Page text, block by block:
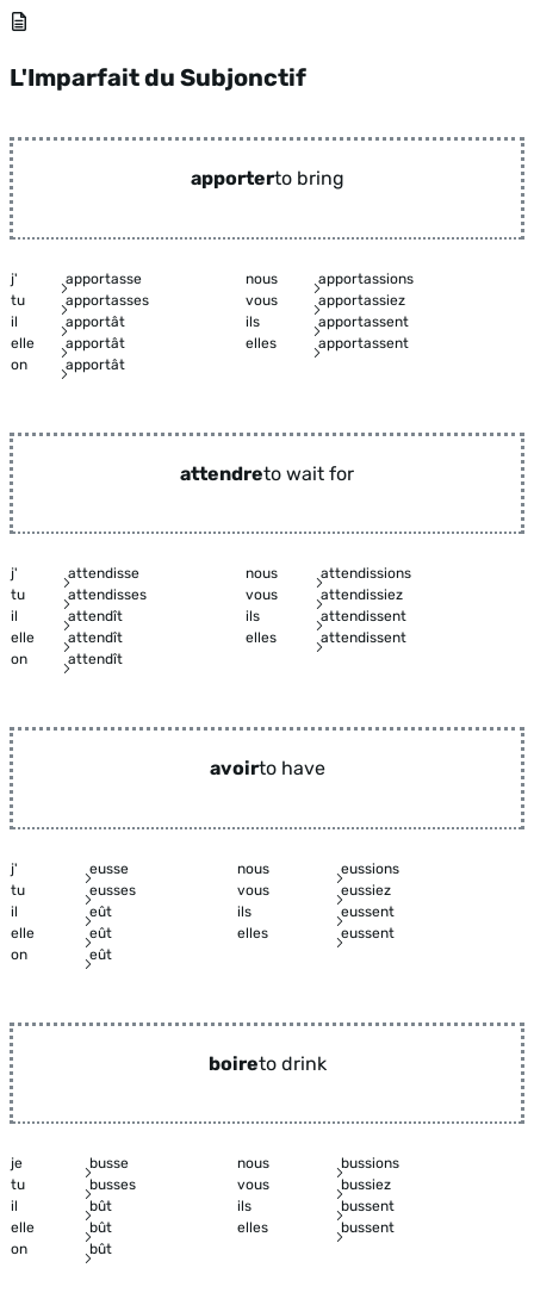
L'Imparfait du Subjonctif
apporterto bring
j' apportasse nous
apportassions
tu
apportasses vous
apportassiez
il
apportât ils
apportassent
elle
apportât elles
apportassent
on
apportât
attendreto wait for
j' attendisse nous
attendissions
tu
attendisses vous
attendissiez
il
attendît ils
attendissent
elle
attendît elles
attendissent
on
attendît
avoirto have
j' eusse nous
eussions
tu
eusses vous
eussiez
il
eût ils
eussent
elle
eût elles
eussent
on
eût
boireto drink
je busse nous
bussions
tu
busses vous
bussiez
il
bût ils
bussent
elle
bût elles
bussent
on
bût